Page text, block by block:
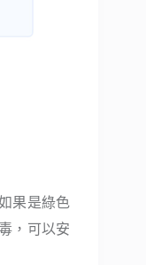
果是綠色
，可以安